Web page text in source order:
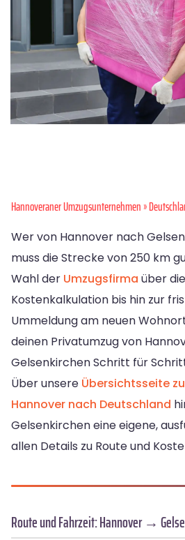
Hannoveraner Umzugsunternehmen»
Wer von Hannover nach
muss die Strecke von 250 km
Wahl der Umzugsfirma über
Kostenkalkulation bis hin zur
Ummeldung am neuen
deinen Privatumzug von
Gelsenkirchen Schritt für
Über unsere Übersichtsseite
Hannover nach Deutschland
Gelsenkirchen eine eigene,
allen Details zu Route und
Route und Fahrzeit: Hannover →